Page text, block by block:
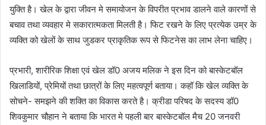
युक्ति है। खेल के द्वारा जीवन मे समायोजन के विपरीत प्रभाव डालने वाले कारणों से
बचाव तथा व्यवहार मे सकारात्मकता मिलती है। फिट रखने के लिए प्रत्येक उम्र के
व्यक्ति को खेलों के साथ जुडकर प्राकृतिक रूप से फिटनेस का लाभ लेना चाहिए।
प्रभारी, शारीरिक शिक्षा एवं खेल डॉ0 अजय मलिक ने इस दिन को बास्केटबॉल
खिलाडियों, प्रेमियों तथा छात्रों के लिए महत्वपूर्ण बताया। कहॉ कि खेल व्यक्ति के
सोचने- समझने की शक्ति का विकास करते है। क्रीडा परिषद के सदस्य डॉ0
शिवकुमार चौहान ने बताया कि भारत मे पहली बार बास्केटबॉल मैच 20 जनवरी